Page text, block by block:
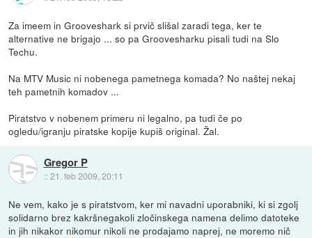
Za imeem in Grooveshark si prvič slišal zaradi tega, ker te
alternative ne brigajo ... so pa Groovesharku pisali tudi na Slo
Techu.
Na MTV Music ni nobenega pametnega komada? No naštej nekaj
teh pametnih komadov ...
Piratstvo v nobenem primeru ni legalno, pa tudi če po
ogledu/igranju piratske kopije kupiš original. Žal.
Gregor P
::21. feb 2009, 20:11
Ne vem, kako je s piratstvom, ker mi navadni uporabniki, ki si zgolj
solidarno brez kakršnegakoli zločinskega namena delimo datoteke
in jih nikakor nikomur nikoli ne prodajamo naprej, ne moremo nič